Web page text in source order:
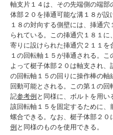
軸支片１４は、その先端側の端部
体部２０を挿通可能な溝１８が設
１８の対向する側壁には、挿通穴
られている。この挿通穴１８１
寄りに設けられた挿通穴２１１を
１の回転軸１５が挿通される。こ
よって梃子体部２０は軸支され、
の回転軸１５の回りに操作棒の軸
回動可能とされる。この第１の
記参考例 と同様に、ボルトを用い
該回転軸１５を固定するために、
螺合できる。なお、梃子体部２０
例 と同様のものを使用できる。